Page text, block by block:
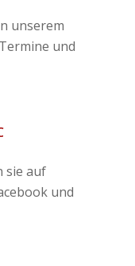
unserem
und
sie auf
und